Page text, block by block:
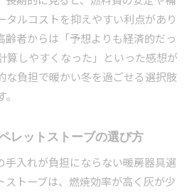
タルコストを抑えやすい利点があり
齢者からは「予想よりも経済的だっ
算しやすくなった」といった感想が
な負担で暖かい冬を過ごせる選択肢
レットストーブの選び方
手入れが負担にならない暖房器具選
ストーブは、燃焼効率が高く灰が少